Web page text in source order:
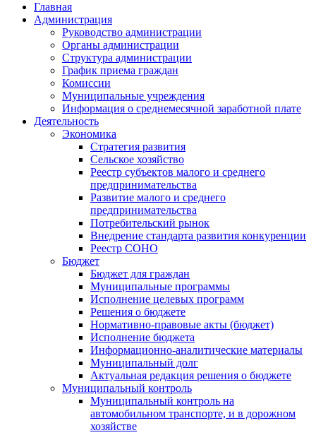
Главная
Администрация
Руководство администрации
Органы администрации
Структура администрации
График приема граждан
Комиссии
Муниципальные учреждения
Информация о среднемесячной заработной плате
Деятельность
Экономика
Стратегия развития
Сельское хозяйство
Реестр субъектов малого и среднего
предпринимательства
Развитие малого и среднего
предпринимательства
Потребительский рынок
Внедрение стандарта развития конкуренции
Реестр СОНО
Бюджет
Бюджет для граждан
Муниципальные программы
Исполнение целевых программ
Решения о бюджете
Нормативно-правовые акты (бюджет)
Исполнение бюджета
Информационно-аналитические материалы
Муниципальный долг
Актуальная редакция решения о бюджете
Муниципальный контроль
Муниципальный контроль на
автомобильном транспорте, и в дорожном
хозяйстве